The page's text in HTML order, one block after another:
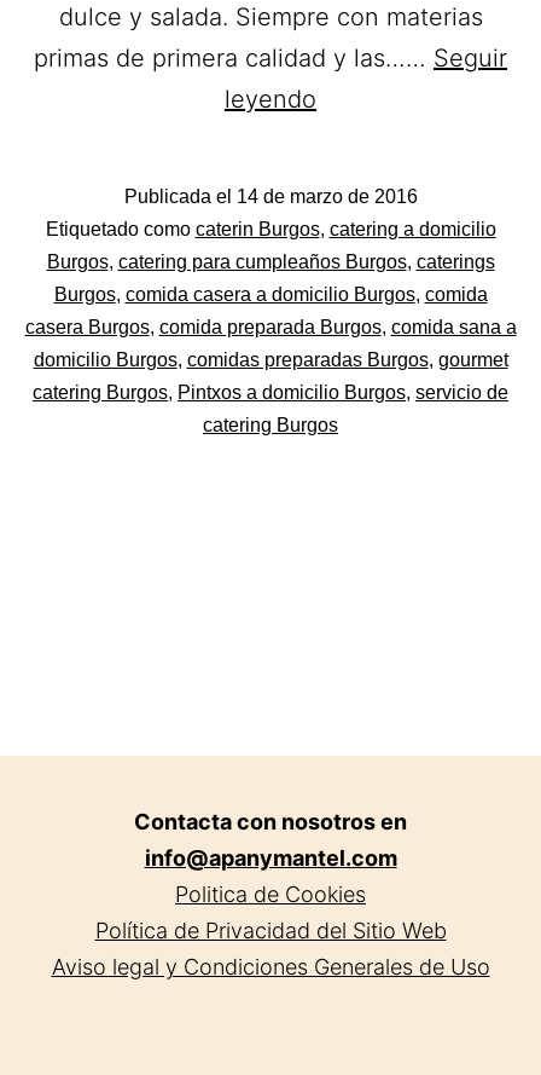
dulce y salada. Siempre con materias
primas de primera calidad y las…… Seguir
leyendo
Catering
a
domicilio
en
Burgos.
Publicada el 14 de marzo de 2016
Categorizado
como
Tapas
y
Canapés
Etiquetado como caterin Burgos, catering a domicilio
Burgos, catering para cumpleaños Burgos, caterings
Burgos, comida casera a domicilio Burgos, comida
casera Burgos, comida preparada Burgos, comida sana a
domicilio Burgos, comidas preparadas Burgos, gourmet
catering Burgos, Pintxos a domicilio Burgos, servicio de
catering Burgos
Contacta con nosotros en
info@apanymantel.com
Politica de Cookies
Política de Privacidad del Sitio Web
Aviso legal y Condiciones Generales de Uso